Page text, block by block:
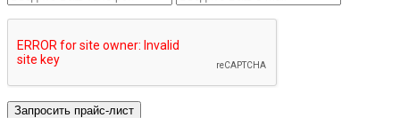
Запросить прайс-лист